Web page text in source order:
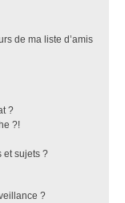
de ma liste d’amis
?
?!
et sujets ?
?